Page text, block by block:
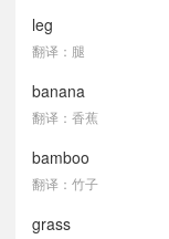
leg
翻译：腿
banana
翻译：香蕉
bamboo
翻译：竹子
grass